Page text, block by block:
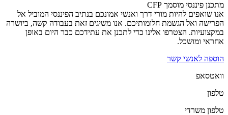
מתכנן פיננסי מוסמך CFP
אנו שואפים להיות מורי דרך ואנשי אמונכם בנתיב הפיננסי המוביל אל
הפרישה ואל הגשמת חלומותיכם. אנו משיגים זאת בעבודה קשה, ביושרה
במקצועיות. הצטרפו אלינו כדי לתכנן את עתידכם כבר היום באופן
אחראי ומושכל.
הוספה לאנשי קשר
וואטסאפ
טלפון
טלפון משרדי